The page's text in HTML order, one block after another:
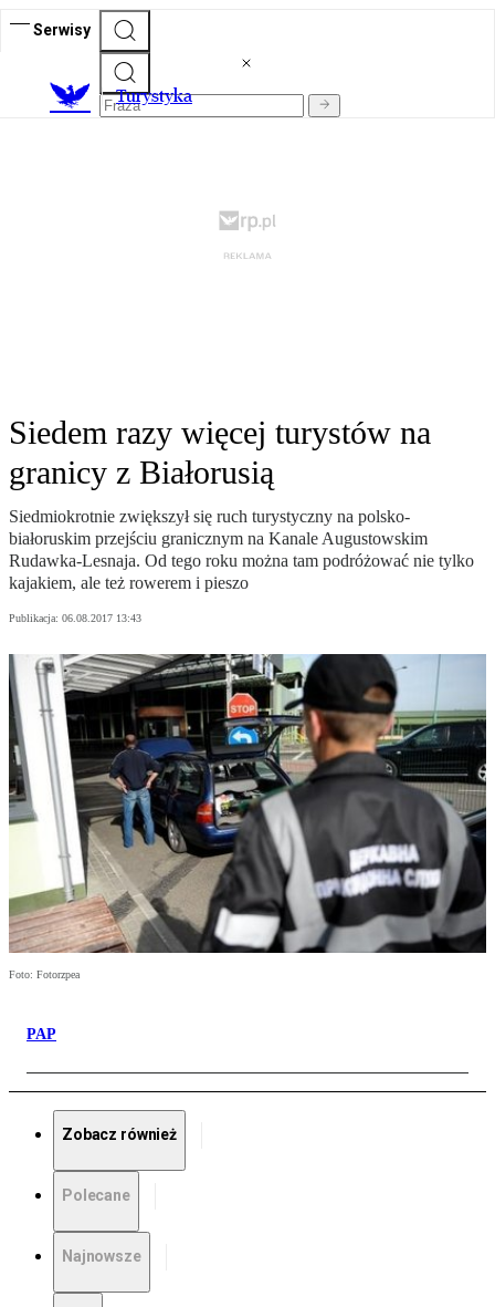
Serwisy
Turystyka
Siedem razy więcej turystów na
granicy z Białorusią
Siedmiokrotnie zwiększył się ruch turystyczny na polsko-
białoruskim przejściu granicznym na Kanale Augustowskim
Rudawka-Lesnaja. Od tego roku można tam podróżować nie tylko
kajakiem, ale też rowerem i pieszo
Publikacja: 06.08.2017 13:43
Foto: Fotorzpea
PAP
Zobacz również
Polecane
Najnowsze